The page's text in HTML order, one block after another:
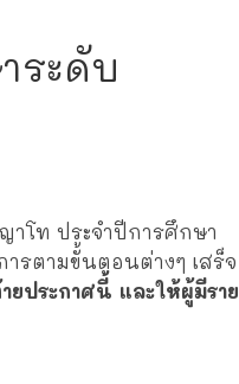
ระดับ
าโท ประจำปีการศึกษา
ารตามขั้นตอนต่างๆ เสร็จ
ประกาศนี้ และให้ผู้มีราย